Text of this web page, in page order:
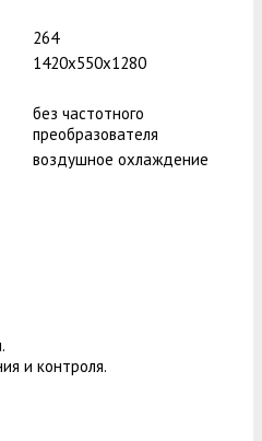
264
1420x550x1280
без частотного
преобразователя
воздушное охлаждение
и контроля.